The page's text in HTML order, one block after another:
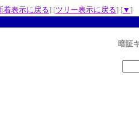
着表示に戻る] [ツリー表示に戻る] [▼ ]
暗証